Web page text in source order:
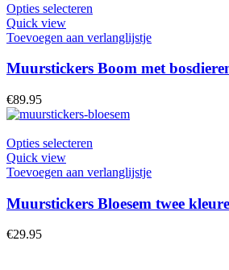
Opties selecteren
Quick view
Toevoegen aan verlanglijstje
Muurstickers Boom met
€89.95
Opties selecteren
Quick view
Toevoegen aan verlanglijstje
Muurstickers Bloesem twee
€29.95